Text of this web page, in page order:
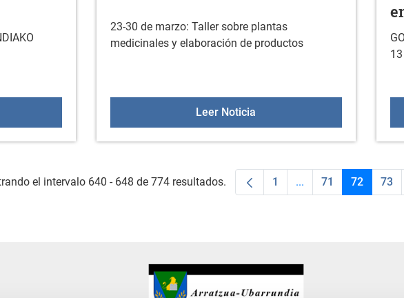
marzo: ARRATZUA-UBARRUNDIAKO FAMILIEN EGUNA
23-30 de marzo: Taller sobre plantas
medicinales y elaboración de productos
Leer Noticia Taller de plantas
el intervalo 640 - 648 de 774 resultados. Página
1 ...Páginas intermedias
Página
71 Página
72 73